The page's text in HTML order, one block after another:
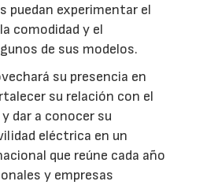
puedan experimentar el
comodidad y el
de sus modelos.
su presencia en
su relación con el
dar a conocer su
eléctrica en un
que reúne cada año
y empresas